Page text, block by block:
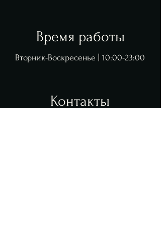
Время работы
Вторник-Воскресенье | 10:00-23:00
Контакты